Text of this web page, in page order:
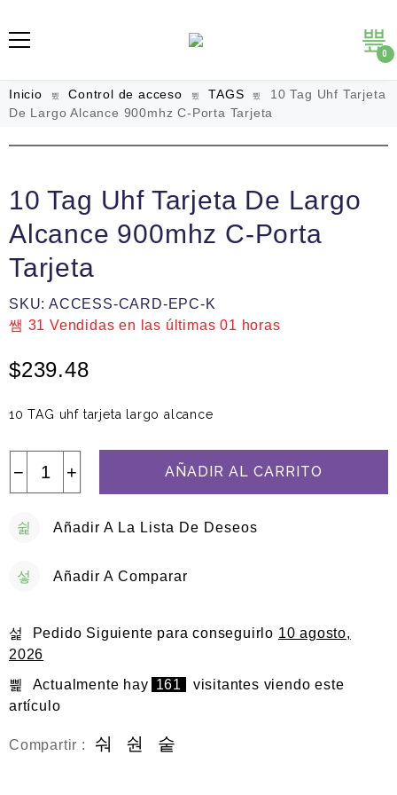
0
Inicio Control de acceso TAGS
10 Tag Uhf Tarjeta
De Largo Alcance 900mhz C-Porta Tarjeta
10 Tag Uhf Tarjeta De Largo
Alcance 900mhz C-Porta
Tarjeta
SKU: ACCESS-CARD-EPC-K
31 Vendidas en las últimas01 horas
$239.48
10 TAG uhf tarjeta largo alcance
− + AÑADIR AL CARRITO
Añadir A La Lista De Deseos
Añadir A Comparar
Pedido Siguiente para conseguirlo 10 agosto,
2026
Actualmente hay 161
visitantes viendo este
artículo
Compartir :